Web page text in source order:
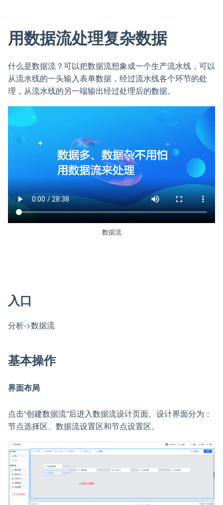
用数据流处理复杂数据
什么是数据流？可以把数据流想象成一个生产流水线，可以
从流水线的一头输入表单数据，经过流水线各个环节的处
理，从流水线的另一端输出经过处理后的数据。
数据流
入口
分析->数据流
基本操作
界面布局
点击“创建数据流”后进入数据流设计页面。设计界面分为：
节点选择区、数据流设置区和节点设置区。